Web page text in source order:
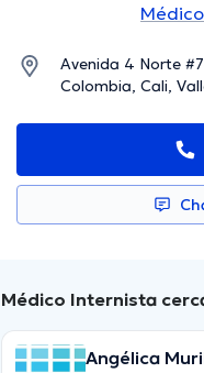
Avenida 4 Norte
Colombia, Cali,
Médico Internista
Angélica